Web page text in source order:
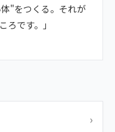
"をつくる。それが
です。」
›